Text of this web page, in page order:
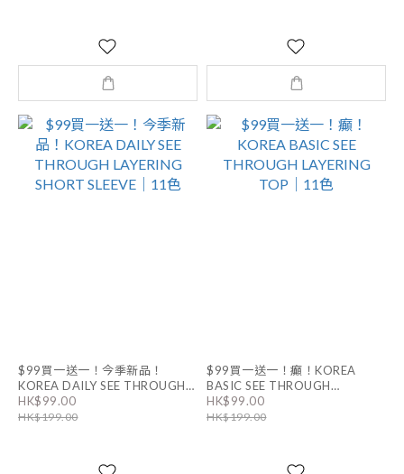
$99買一送一！今季新品！
KOREA DAILY SEE THROUGH
LAYERING SHORT SLEEVE｜11
色
HK$99.00
HK$199.00
$99買一送一！癲！KOREA
BASIC SEE THROUGH
LAYERING TOP｜11色
HK$99.00
HK$199.00